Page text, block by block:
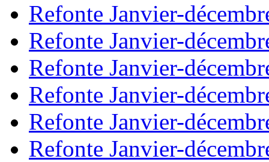
Refonte Janvier-
Refonte Janvier-
Refonte Janvier-
Refonte Janvier-
Refonte Janvier-
Refonte Janvier-